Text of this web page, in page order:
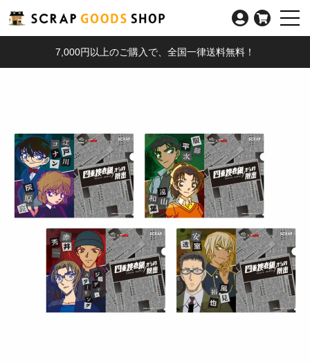
7,000円以上のご購入で、全国一律送料無料！